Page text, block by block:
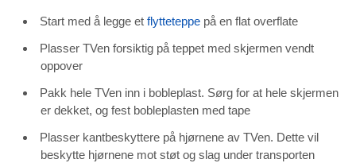
Start med å legge et flytteteppe på en flat overflate
Plasser TVen forsiktig på teppet med skjermen vendt
oppover
Pakk hele TVen inn i bobleplast. Sørg for at hele skjermen
er dekket, og fest bobleplasten med tape
Plasser kantbeskyttere på hjørnene av TVen. Dette vil
beskytte hjørnene mot støt og slag under transporten